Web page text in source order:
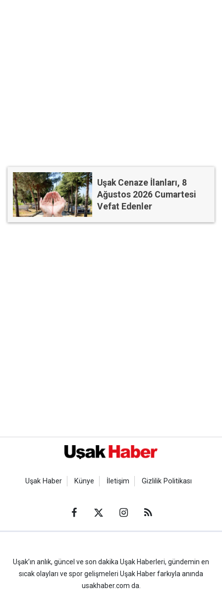
Uşak Cenaze İlanları, 8
Ağustos 2026 Cumartesi
Vefat Edenler
Uşak Haber Künye İletişim Gizlilik Politikası
Uşak’ın anlık, güncel ve son dakika Uşak Haberleri, gündemin en
sıcak olayları ve spor gelişmeleri Uşak Haber farkıyla anında
usakhaber.com da.